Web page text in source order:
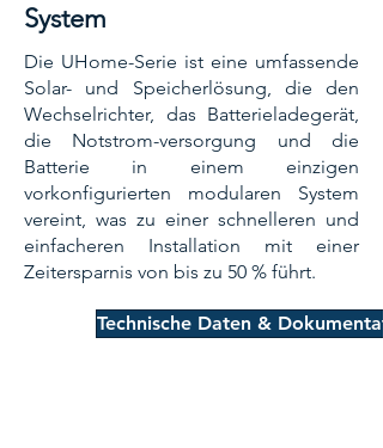
System
Die UHome-Serie ist eine umfassende
Solar- und Speicherlösung, die den
Wechselrichter, das Batterieladegerät,
die Notstrom-versorgung und die
Batterie in einem einzigen
vorkonfigurierten modularen System
vereint, was zu einer schnelleren und
einfacheren Installation mit einer
Zeitersparnis von bis zu 50 % führt.
Technische Daten &